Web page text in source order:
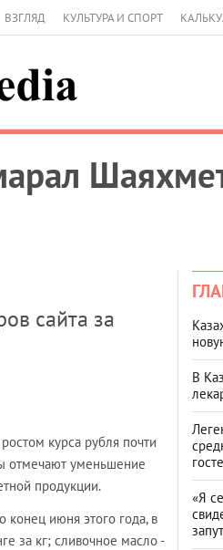
ВЗГЛЯД КУЛЬТУРА И СПОРТ
сайта за
курса рубля почти
отмечают уменьшение
продукции.
конец июня этого года, в
за кг; сливочное масло -
В
«Я